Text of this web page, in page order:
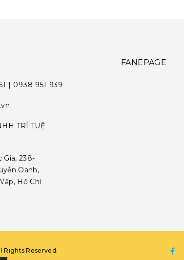
| 0938 951 939
TRÍ TUỆ
Gia, 238-
Oanh,
Hồ Chí
FANEPAGE
Rights Reserved.